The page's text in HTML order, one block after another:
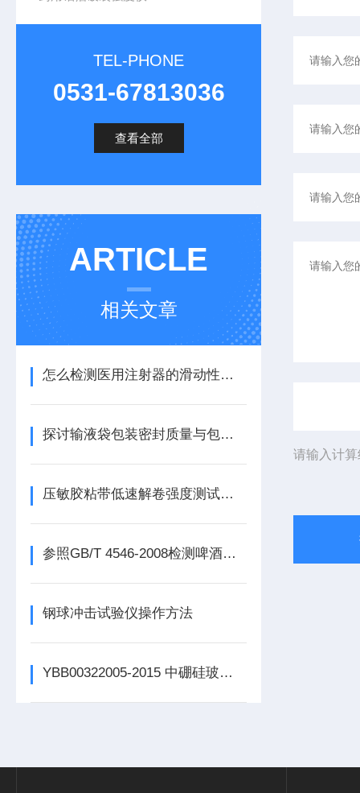
TEL-PHONE
0531-67813036
查看全部
ARTICLE
相关文章
怎么检测医用注射器的滑动性能？
探讨输液袋包装密封质量与包装密封完整性的关系
压敏胶粘带低速解卷强度测试方法
参照GB/T 4546-2008检测啤酒瓶耐内压力指标的必要性
钢球冲击试验仪操作方法
YBB00322005-2015 中硼硅玻璃安瓿的测试项目及试验方法
请输入计